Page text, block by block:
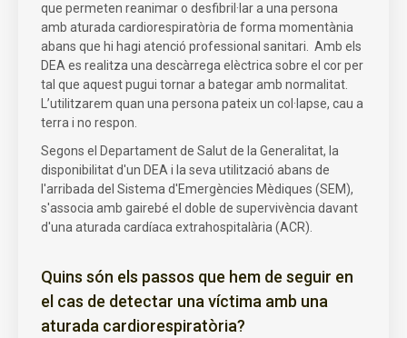
que permeten reanimar o desfibril·lar a una persona
amb aturada cardiorespiratòria de forma momentània
abans que hi hagi atenció professional sanitari. Amb els
DEA es realitza una descàrrega elèctrica sobre el cor per
tal que aquest pugui tornar a bategar amb normalitat.
L’utilitzarem quan una persona pateix un col·lapse, cau a
terra i no respon.
Segons el Departament de Salut de la Generalitat, la
disponibilitat d'un DEA i la seva utilització abans de
l'arribada del Sistema d'Emergències Mèdiques (SEM),
s'associa amb gairebé el doble de supervivència davant
d'una aturada cardíaca extrahospitalària (ACR).
Quins són els passos que hem de seguir en
el cas de detectar una víctima amb una
aturada cardiorespiratòria?